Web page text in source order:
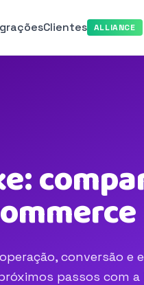
Clientes ALLIANCE
conversão e
passos com a